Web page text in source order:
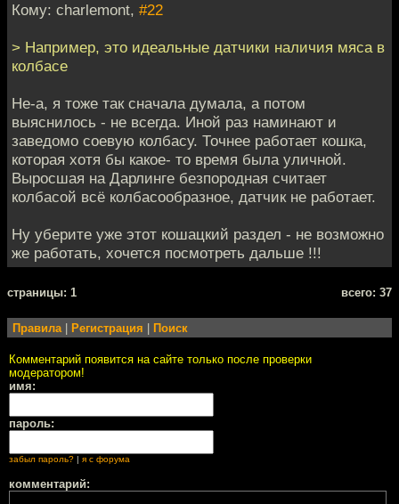
Кому: charlemont, #22
> Например, это идеальные датчики наличия мяса в
колбасе
Не-а, я тоже так сначала думала, а потом
выяснилось - не всегда. Иной раз наминают и
заведомо соевую колбасу. Точнее работает кошка,
которая хотя бы какое- то время была уличной.
Выросшая на Дарлинге безпородная считает
колбасой всё колбасообразное, датчик не работает.
Ну уберите уже этот кошацкий раздел - не возможно
же работать, хочется посмотреть дальше !!!
cтраницы: 1 всего: 37
Правила| Регистрация Поиск
Комментарий появится на сайте только после проверки
модератором!
имя:
пароль:
забыл пароль? | я с форума
комментарий: